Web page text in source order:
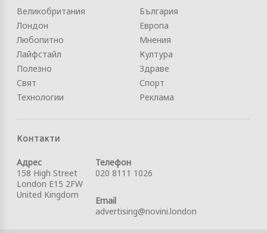
Великобритания
Лондон
Любопитно
Лайфстайл
Полезно
Свят
Технологии
България
Европа
Мнения
Култура
Здраве
Спорт
Реклама
Контакти
Адрес
158 High Street
London E15 2FW
United Kingdom
Телефон
020 8111 1026
Email
advertising@novini.london